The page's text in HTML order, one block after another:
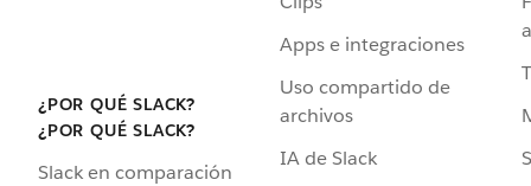
¿POR QUÉ SLACK?
¿POR QUÉ SLACK?
Slack en comparación
Apps e integraciones
Uso compartido de
archivos
IA de Slack